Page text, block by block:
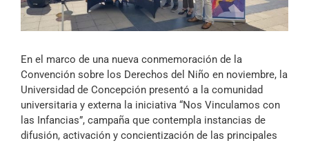
Especiales
En el marco de una nueva conmemoración de la
Convención sobre los Derechos del Niño en noviembre, la
Universidad de Concepción presentó a la comunidad
universitaria y externa la iniciativa “Nos Vinculamos con
las Infancias”, campaña que contempla instancias de
difusión, activación y concientización de las principales